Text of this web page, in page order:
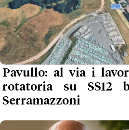
Pavullo: al via i
rotatoria su SS12
Serramazzoni